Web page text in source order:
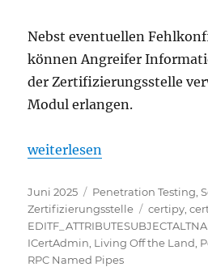
Nebst eventuellen
können Angreifer
der Zertifizierungsstelle
Modul erlangen.
„Auslesen der
weiterlesen
Veröffentlicht
am
Juni 2025 Kategorien
Penetration Testing ,
Zertifizierungsstelle
certipy ,
ICertAdmin Living Off the Land
RPC Named Pipes